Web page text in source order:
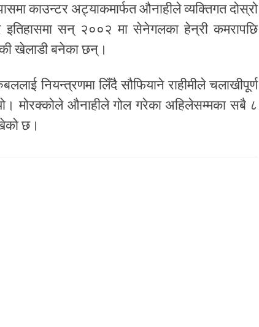
काउन्टर अट्याकमार्फत औनाहीले व्यक्तिगत दोस्रो
इतिहासमा सन् २००२ मा सेनेगलका हेन्री कमरापछि
खेलाडी बनेका छन्।
नियन्त्रणमा लिँदै सौफियाने राहीमीले चलाखीपूर्ण
मोरक्कोले औनाहीले गोल गरेका अहिलेसम्मका सबै ८
छ।